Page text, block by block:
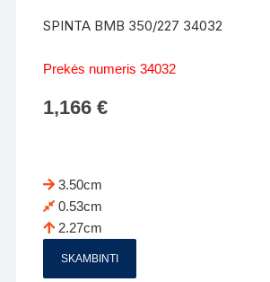
SPINTA BMB 350/227 34032
Prekės numeris 34032
1,166€
3.50cm
0.53cm
2.27cm
SKAMBINTI